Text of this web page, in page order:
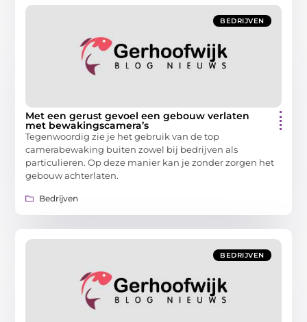
BEDRIJVEN
Met een gerust gevoel een gebouw verlaten
met bewakingscamera’s
Tegenwoordig zie je het gebruik van de top
camerabewaking buiten zowel bij bedrijven als
particulieren. Op deze manier kan je zonder zorgen het
gebouw achterlaten.
Bedrijven
BEDRIJVEN